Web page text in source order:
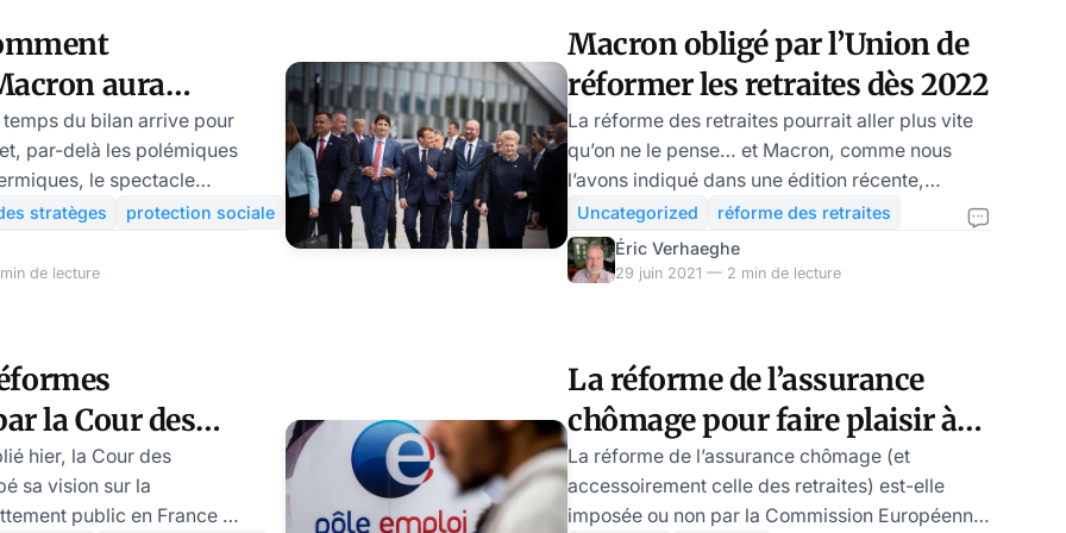
ticket pour un tour. La
position...
L’actualité de ce mercredi 16 novembre donne
une curieuse impression de « déjà vu »: un n-
ième épisode de la « réforme des retra
aura
sociale
durant son
du bilan arrive pour
par-delà les polémiques
le spectacle
sociale et le système de
quinquennat mouvementé
des questions de
candidat ne semble
prospective sur ce qui
ou lui
stratèges
protection sociale
de lecture
Macron obligé par l’Union de
réformer les retraites dès 2022
La réforme des retraites pourrait aller plus vite
qu’on ne le pense… et Macron, comme nous
l’avons indiqué dans une édition récente,
devrait la programmer dès cet été. Incertain il y
a encore quelques jours, ce scénario est
désormais contraint par la suspension de la
bénéficier des 40 milliards du plan de relance
européen si elle n’assainit pas ses finances
publiques avec au moins l’une des mesures
anno
Uncategorized
réforme des retraites
Éric Verhaeghe
29 juin 2021 — 2 min de lecture
la Cour des
votre
hier, la Cour des
sa vision sur la
public en France et
La réforme de l’assurance
chômage pour faire plaisir à
Bruxelles : l’aveu de Bruno Le
Maire
La réforme de l’assurance chômage (et
accessoirement celle des retraites) est-elle
imposée ou non par la Commission Européenne,